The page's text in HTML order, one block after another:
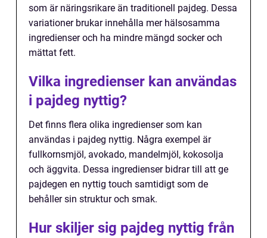
som är näringsrikare än traditionell pajdeg. Dessa
variationer brukar innehålla mer hälsosamma
ingredienser och ha mindre mängd socker och
mättat fett.
Vilka ingredienser kan användas
i pajdeg nyttig?
Det finns flera olika ingredienser som kan
användas i pajdeg nyttig. Några exempel är
fullkornsmjöl, avokado, mandelmjöl, kokosolja
och äggvita. Dessa ingredienser bidrar till att ge
pajdegen en nyttig touch samtidigt som de
behåller sin struktur och smak.
Hur skiljer sig pajdeg nyttig från